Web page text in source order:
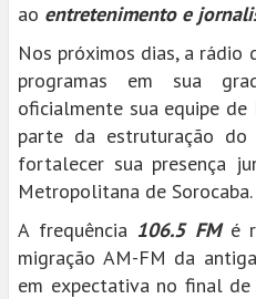
ao entretenimento e
Nos próximos dias, a rádio
programas em sua
oficialmente sua equipe
parte da estruturação
fortalecer sua presença
Metropolitana de Sorocaba.
A frequência 106.5 FMé
migração AM-FM da
em expectativa no final